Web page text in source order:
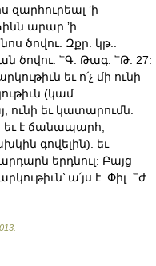
զարհուրեալ ʼի
արար ʼի
ծովու. Զքր. կթ.:
ծովու. ՟Գ. Թագ. ՟Թ. 27:
եւ ո՛չ մի ունի
(կամ
ունի եւ կատարումն.
եւ է ճանապարհ,
գովելին). եւ
երդնուլ: Բայց
ա՛յս է. Փիլ. ՟ժ.